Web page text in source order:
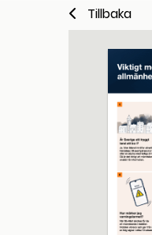
Tillbaka